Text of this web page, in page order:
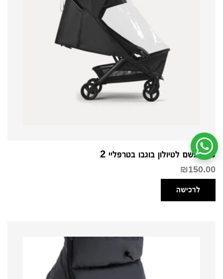
כיסוי גשם לטיולון בוגבו בטרפליי 2
₪150.00
לרכישה
שיחת ווטסאפ עם שירות הלקוחות